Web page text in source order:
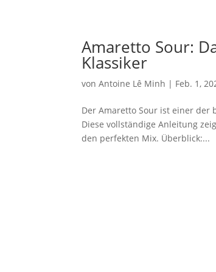
Amaretto Sour:
Klassiker
vonAntoine Lê Minh | Feb. 1,
Der Amaretto Sour ist einer der
Diese vollständige Anleitung
den perfekten Mix. Überblick:...